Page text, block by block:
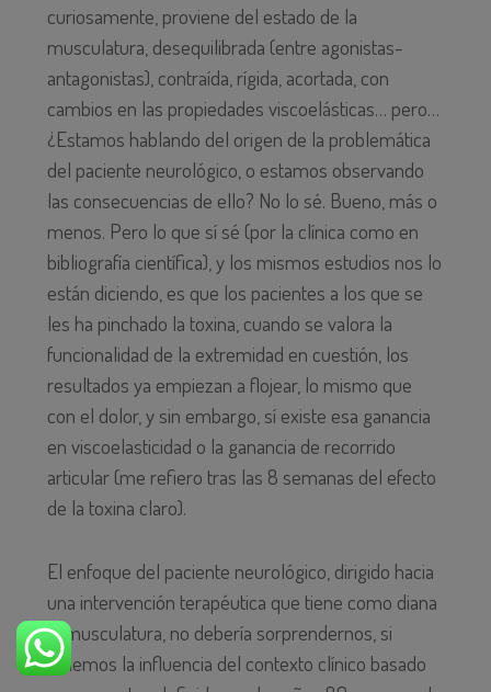
curiosamente, proviene del estado de la
musculatura, desequilibrada (entre agonistas-
antagonistas), contraída, rígida, acortada, con
cambios en las propiedades viscoelásticas… pero…
¿Estamos hablando del origen de la problemática
del paciente neurológico, o estamos observando
las consecuencias de ello? No lo sé. Bueno, más o
menos. Pero lo que sí sé (por la clínica como en
bibliografía científica), y los mismos estudios nos lo
están diciendo, es que los pacientes a los que se
les ha pinchado la toxina, cuando se valora la
funcionalidad de la extremidad en cuestión, los
resultados ya empiezan a flojear, lo mismo que
con el dolor, y sin embargo, sí existe esa ganancia
en viscoelasticidad o la ganancia de recorrido
articular (me refiero tras las 8 semanas del efecto
de la toxina claro).
El enfoque del paciente neurológico, dirigido hacia
una intervención terapéutica que tiene como diana
la musculatura, no debería sorprendernos, si
tenemos la influencia del contexto clínico basado